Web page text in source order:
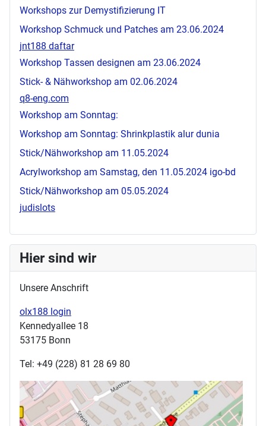
Workshops zur Demystifizierung IT
Workshop Schmuck und Patches am 23.06.2024
jnt188 daftar
Workshop Tassen designen am 23.06.2024
Stick- & Nähworkshop am 02.06.2024
q8-eng.com
Workshop am Sonntag:
Workshop am Sonntag: Shrinkplastik alur dunia
Stick/Nähworkshop am 11.05.2024
Acrylworkshop am Samstag, den 11.05.2024 igo-bd
Stick/Nähworkshop am 05.05.2024
judislots
Hier sind wir
Unsere Anschrift
olx188 login
Kennedyallee 18
53175 Bonn
Tel: +49 (228) 81 28 69 80